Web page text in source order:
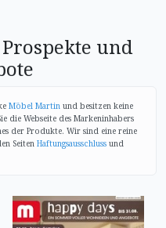
und
Möbel Martin und besitzen keine
die Webseite des Markeninhabers
der Produkte. Wir sind eine reine
Seiten Haftungsausschluss und